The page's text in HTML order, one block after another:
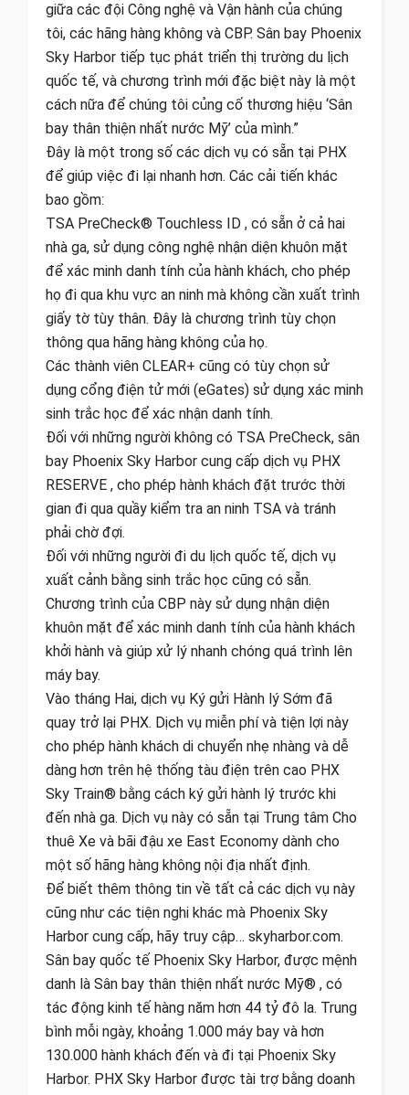
giữa các đội Công nghệ và Vận hành của chúng
tôi, các hãng hàng không và CBP. Sân bay Phoenix
Sky Harbor tiếp tục phát triển thị trường du lịch
quốc tế, và chương trình mới đặc biệt này là một
cách nữa để chúng tôi củng cố thương hiệu ‘Sân
bay thân thiện nhất nước Mỹ’ của mình.”
Đây là một trong số các dịch vụ có sẵn tại PHX
để giúp việc đi lại nhanh hơn. Các cải tiến khác
bao gồm:
TSA PreCheck® Touchless ID , có sẵn ở cả hai
nhà ga, sử dụng công nghệ nhận diện khuôn mặt
để xác minh danh tính của hành khách, cho phép
họ đi qua khu vực an ninh mà không cần xuất trình
giấy tờ tùy thân. Đây là chương trình tùy chọn
thông qua hãng hàng không của họ.
Các thành viên CLEAR+ cũng có tùy chọn sử
dụng cổng điện tử mới (eGates) sử dụng xác minh
sinh trắc học để xác nhận danh tính.
Đối với những người không có TSA PreCheck, sân
bay Phoenix Sky Harbor cung cấp dịch vụ PHX
RESERVE , cho phép hành khách đặt trước thời
gian đi qua quầy kiểm tra an ninh TSA và tránh
phải chờ đợi.
Đối với những người đi du lịch quốc tế, dịch vụ
xuất cảnh bằng sinh trắc học cũng có sẵn.
Chương trình của CBP này sử dụng nhận diện
khuôn mặt để xác minh danh tính của hành khách
khởi hành và giúp xử lý nhanh chóng quá trình lên
máy bay.
Vào tháng Hai, dịch vụ Ký gửi Hành lý Sớm đã
quay trở lại PHX. Dịch vụ miễn phí và tiện lợi này
cho phép hành khách di chuyển nhẹ nhàng và dễ
dàng hơn trên hệ thống tàu điện trên cao PHX
Sky Train® bằng cách ký gửi hành lý trước khi
đến nhà ga. Dịch vụ này có sẵn tại Trung tâm Cho
thuê Xe và bãi đậu xe East Economy dành cho
một số hãng hàng không nội địa nhất định.
Để biết thêm thông tin về tất cả các dịch vụ này
cũng như các tiện nghi khác mà Phoenix Sky
Harbor cung cấp, hãy truy cập… skyharbor.com.
Sân bay quốc tế Phoenix Sky Harbor, được mệnh
danh là Sân bay thân thiện nhất nước Mỹ® , có
tác động kinh tế hàng năm hơn 44 tỷ đô la. Trung
bình mỗi ngày, khoảng 1.000 máy bay và hơn
130.000 hành khách đến và đi tại Phoenix Sky
Harbor. PHX Sky Harbor được tài trợ bằng doanh